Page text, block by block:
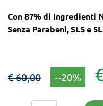
Con 87% di Ingredienti
Senza Parabeni, SLS e
€ 60,00 -20%